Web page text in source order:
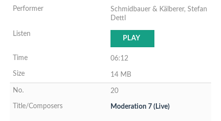
Schmidbauer & Kälberer, Stefan
Dettl
PLAY
06:12
14 MB
20
Moderation 7 (Live)